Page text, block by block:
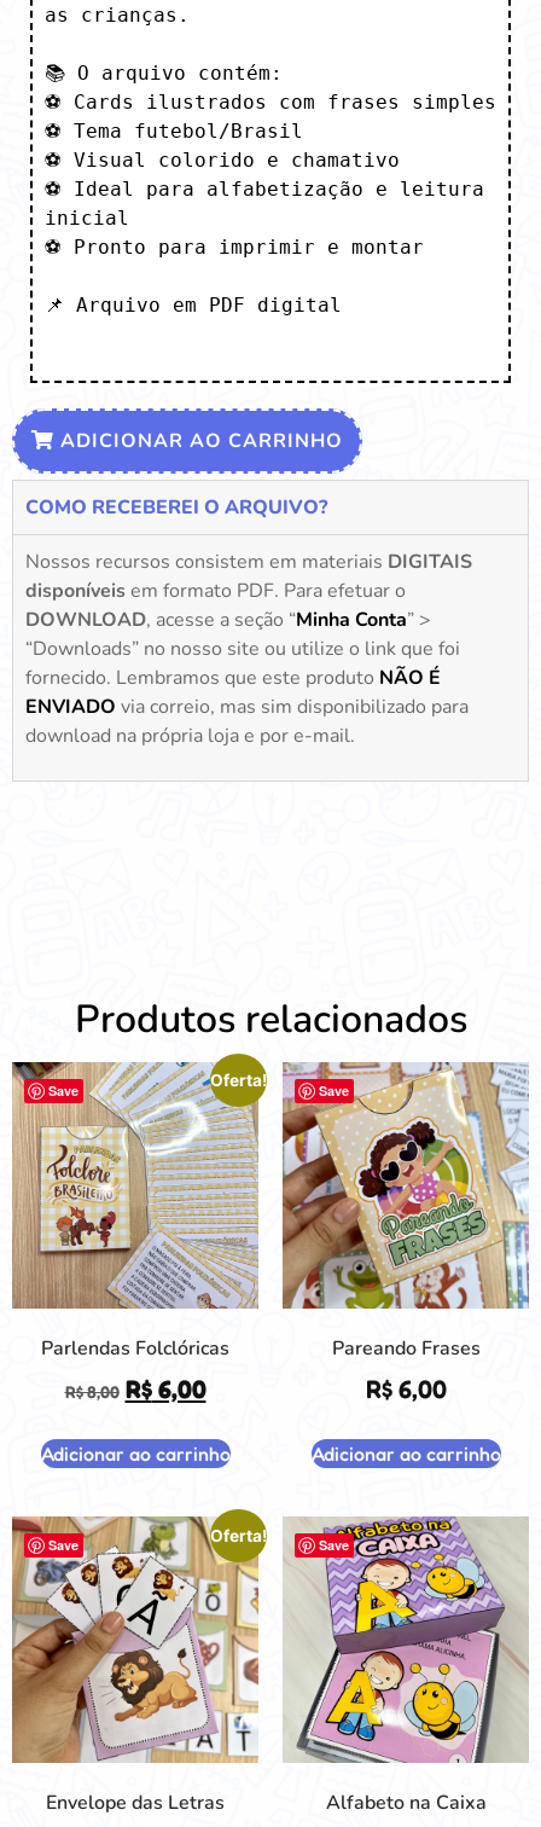
as crianças.
📚 O arquivo contém:
⚽ Cards ilustrados com frases simples
⚽ Tema futebol/Brasil
⚽ Visual colorido e chamativo
⚽ Ideal para alfabetização e leitura
inicial
⚽ Pronto para imprimir e montar
📌 Arquivo em PDF digital
ADICIONAR AO CARRINHO
COMO RECEBEREI O ARQUIVO?
Nossos recursos consistem em materiais DIGITAIS
disponíveisem formato PDF. Para efetuar o
DOWNLOAD, acesse a seção “Minha Conta” >
“Downloads” no nosso site ou utilize o link que foi
fornecido. Lembramos que este produto NÃO É
ENVIADO via correio, mas sim disponibilizado para
download na própria loja e por e-mail.
Produtos relacionados
Save
Oferta!
Parlendas Folclóricas
R$8,00 R$6,00
Adicionar ao carrinho
Save
Pareando Frases
R$6,00
Adicionar ao carrinho
Save
Oferta!
Envelope das Letras
Save
Alfabeto na Caixa